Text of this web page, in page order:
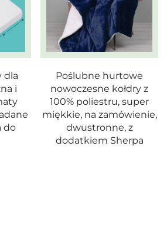
z
Pielgrzymka z okazji
miodowego roku
Zestawowe zasłony z
welonu do sypialni na
miarę – gotowe zasłony i
portiery do salonu z